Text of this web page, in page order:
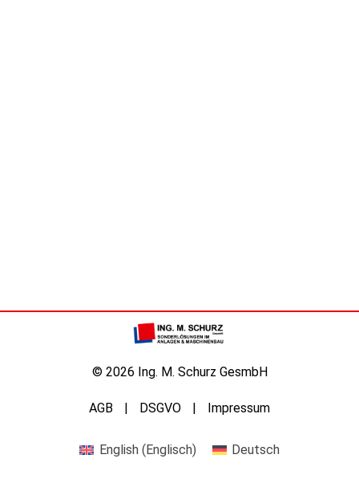
© 2026 Ing. M. Schurz GesmbH
AGB DSGVO Impressum
English(Englisch) Deutsch